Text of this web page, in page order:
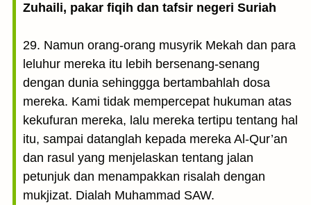
Zuhaili, pakar fiqih dan tafsir negeri Suriah
29. Namun orang-orang musyrik Mekah dan para
leluhur mereka itu lebih bersenang-senang
dengan dunia sehinggga bertambahlah dosa
mereka. Kami tidak mempercepat hukuman atas
kekufuran mereka, lalu mereka tertipu tentang hal
itu, sampai datanglah kepada mereka Al-Qur’an
dan rasul yang menjelaskan tentang jalan
petunjuk dan menampakkan risalah dengan
mukjizat. Dialah Muhammad SAW.